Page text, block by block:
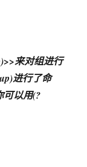
来对组进行
进行了命
可以用(?